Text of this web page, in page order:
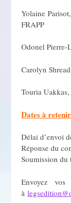
Yolaine
FRAPP
Odonel Pierre-
Carolyn
Touria
Dates à retenir
Délai d’envoi
Réponse du
Soumission
Envoyez vos
à